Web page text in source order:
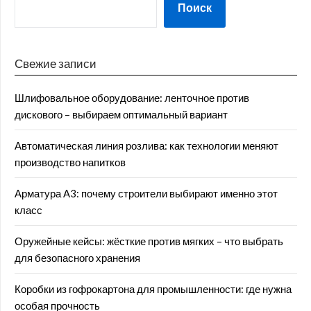
Поиск
Свежие записи
Шлифовальное оборудование: ленточное против
дискового – выбираем оптимальный вариант
Автоматическая линия розлива: как технологии меняют
производство напитков
Арматура А3: почему строители выбирают именно этот
класс
Оружейные кейсы: жёсткие против мягких – что выбрать
для безопасного хранения
Коробки из гофрокартона для промышленности: где нужна
особая прочность